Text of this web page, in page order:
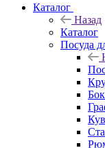
Каталог
Назад
Каталог
Посуда